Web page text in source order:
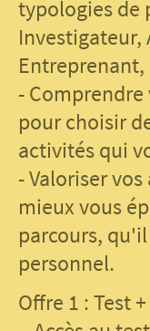
typologies de
Investigateur,
-
pour choisir
activités qui
- Valoriser
mieux vous
parcours,
personnel.
Offre 1 : Test